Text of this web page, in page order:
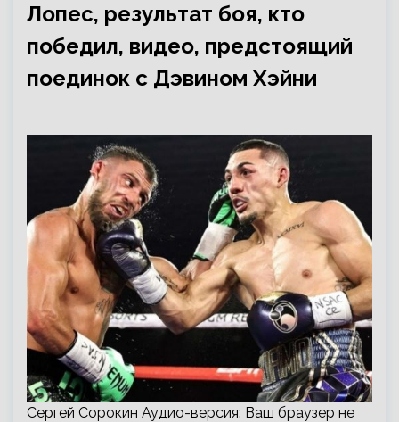
Лопес, результат боя, кто
победил, видео, предстоящий
поединок с Дэвином Хэйни
Сергей Сорокин Аудио-версия: Ваш браузер не